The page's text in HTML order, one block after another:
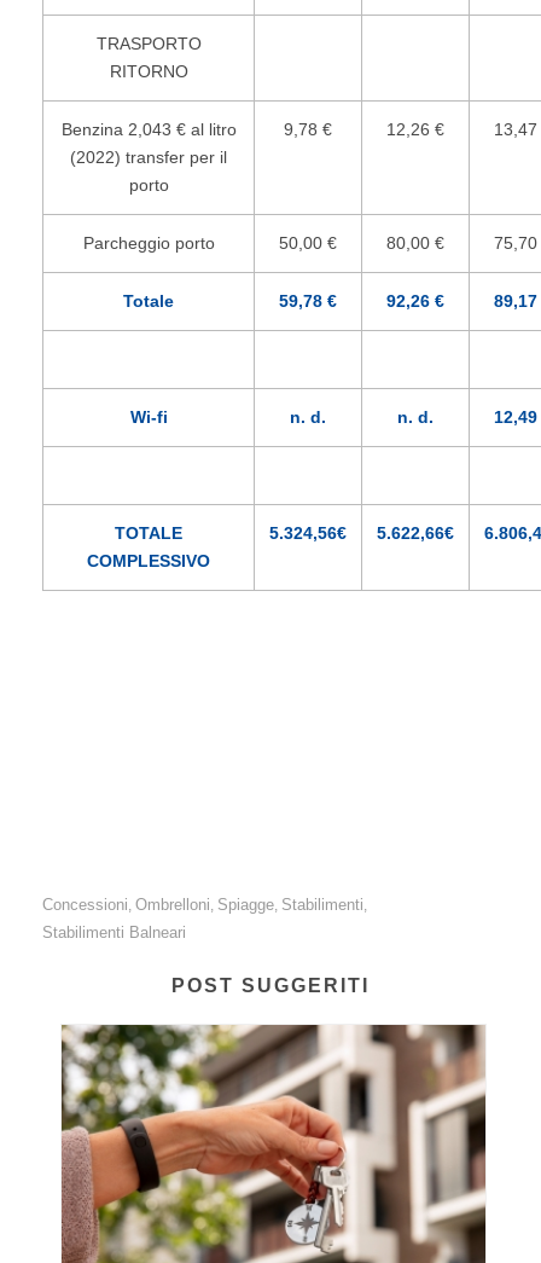
TRASPORTO
RITORNO
Benzina 2,043 € al litro
(2022) transfer per il
porto
9,78 € 12,26 € 13,47
Parcheggio porto 50,00 € 80,00 € 75,70
Totale 59,78 € 92,26 € 89,17
Wi-fi n. d. n. d. 12,49
TOTALE
COMPLESSIVO
5.324,56€ 5.622,66€
Concessioni, Ombrelloni, Spiagge, Stabilimenti,
Stabilimenti Balneari
POST SUGGERITI